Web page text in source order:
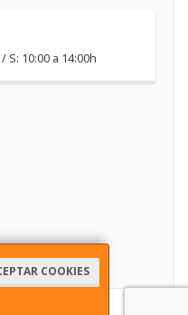
COOKIES
S: 10:00 a 14:00h